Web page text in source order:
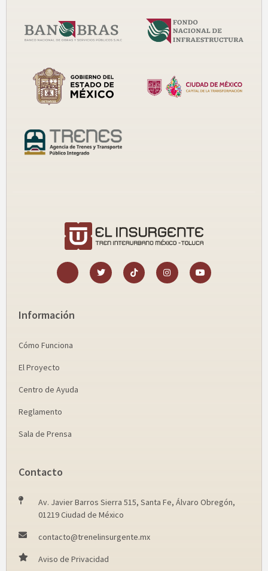
Información
Cómo Funciona
El Proyecto
Centro de Ayuda
Reglamento
Sala de Prensa
Contacto
Av. Javier Barros Sierra 515, Santa Fe, Álvaro Obregón,
01219 Ciudad de México
contacto@trenelinsurgente.mx
Aviso de Privacidad